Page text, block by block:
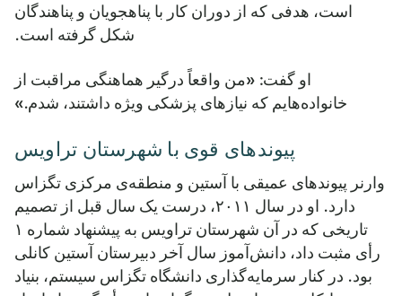
است، هدفی که از دوران کار با پناهجویان و پناهندگان
شکل گرفته است.
او گفت: «من واقعاً درگیر هماهنگی مراقبت از
خانواده‌هایم که نیازهای پزشکی ویژه داشتند، شدم.»
پیوندهای قوی با شهرستان تراویس
وارنر پیوندهای عمیقی با آستین و منطقه‌ی مرکزی تگزاس
دارد. او در سال ۲۰۱۱، درست یک سال قبل از تصمیم
تاریخی که در آن شهرستان تراویس به پیشنهاد شماره ۱
رأی مثبت داد، دانش‌آموز سال آخر دبیرستان آستین کانلی
بود. در کنار سرمایه‌گذاری دانشگاه تگزاس سیستم، بنیاد